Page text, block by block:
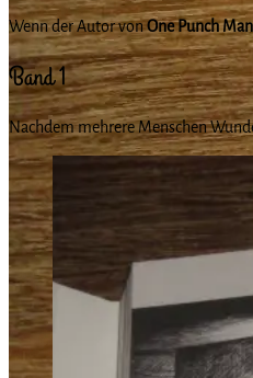
Wenn der Autor von One Punch Man
Band 1
Nachdem mehrere Menschen